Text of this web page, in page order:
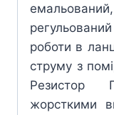
роботи в
струму з
Резистор
жорсткими